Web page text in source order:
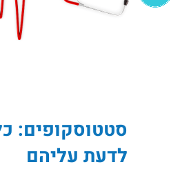
סטטוסקופים:
לדעת עליהם